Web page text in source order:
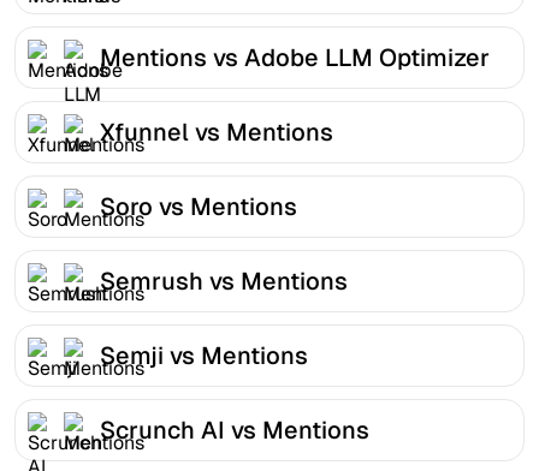
Mentions vs Adobe LLM Optimizer
Xfunnel vs Mentions
Soro vs Mentions
Semrush vs Mentions
Semji vs Mentions
Scrunch AI vs Mentions